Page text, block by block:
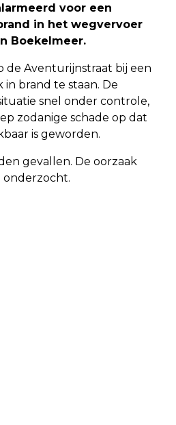
voor een
in het wegvervoer
Boekelmeer.
de Aventurijnstraat bij een
brand te staan. De
snel onder controle,
zodanige schade op dat
is geworden.
gevallen. De oorzaak
onderzocht.